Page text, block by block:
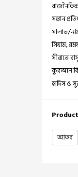
সন্তান
সালাত/
সিয়াম,
সীরাতে
কুরআন
হাদিস ও
আতর